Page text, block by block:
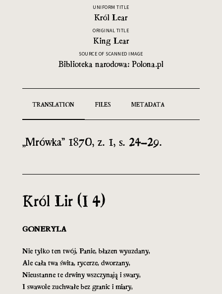
TRANSLATION FILES METADATA
„Mrówka” 1870, z. 1, s. 24–29.
Król Lir (I 4)
GONERYLA
Nie tylko ten twój, Panie, błazen wyuzdany,
Ale cała twa świta, rycerze, dworzany,
Nieustanne te drwiny wszczynają i swary,
I swawole zuchwałe bez granic i miary,
UNIFORM TITLE
Król Lear
ORIGINAL TITLE
King Lear
SOURCE OF SCANNED IMAGE
Biblioteka narodowa: Polona.pl